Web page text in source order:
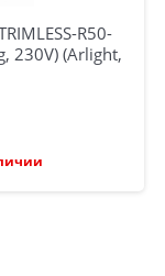
R50-
230V) (Arlight,